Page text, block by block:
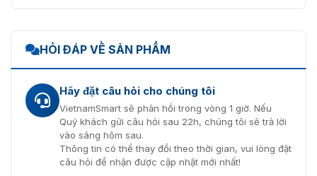
HỎI ĐÁP VỀ SẢN PHẨM
Hãy đặt câu hỏi cho chúng tôi
VietnamSmart sẽ phản hồi trong vòng 1 giờ. Nếu
Quý khách gửi câu hỏi sau 22h, chúng tôi sẽ trả lời
vào sáng hôm sau.
Thông tin có thể thay đổi theo thời gian, vui lòng đặt
câu hỏi để nhận được cập nhật mới nhất!